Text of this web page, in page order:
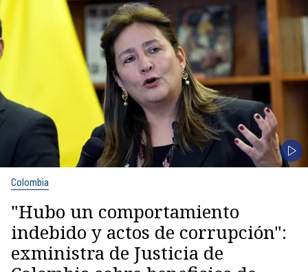
Colombia
"Hubo un comportamiento
indebido y actos de corrupción":
exministra de Justicia de